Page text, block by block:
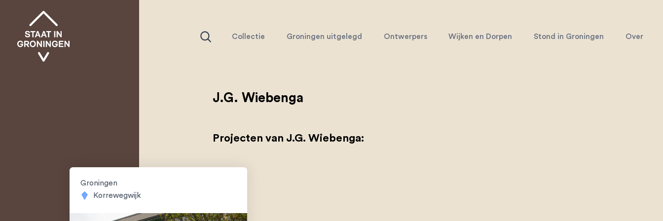
Collectie Groningen uitgelegd Ontwerpers Wijken en Dorpen Stond in Groningen Over
J.G. Wiebenga
Projecten van J.G. Wiebenga:
Groningen
Korrewegwijk